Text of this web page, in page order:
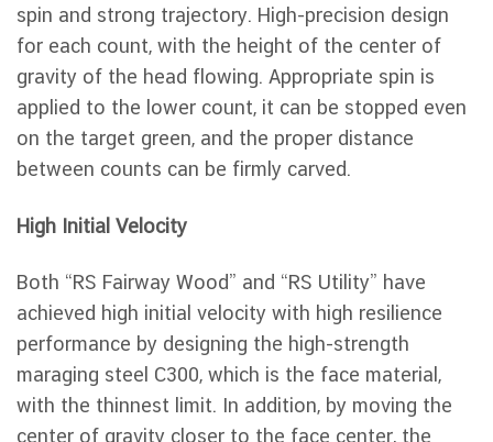
spin and strong trajectory. High-precision design
for each count, with the height of the center of
gravity of the head flowing. Appropriate spin is
applied to the lower count, it can be stopped even
on the target green, and the proper distance
between counts can be firmly carved.
High Initial Velocity
Both “RS Fairway Wood” and “RS Utility” have
achieved high initial velocity with high resilience
performance by designing the high-strength
maraging steel C300, which is the face material,
with the thinnest limit. In addition, by moving the
center of gravity closer to the face center, the